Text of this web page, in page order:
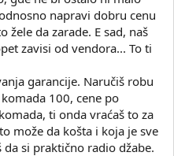
napravi dobru cenu
žele da zarade. E sad, naš
zavisi od vendora... To ti
garancije. Naručiš robu
100, cene po
ti onda vraćaš to za
može da košta i koja je sve
si praktično radio džabe.